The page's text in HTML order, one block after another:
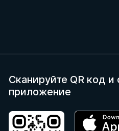
Сканируйте QR код и
приложение